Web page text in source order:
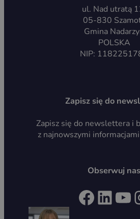
ul. Nad utratą
05-830
Gmina
POLSKA
NIP:
Zapisz się do
Zapisz się do newslettera i
z najnowszymi
Obserwuj nas
Facebook LinkedIn YouTube